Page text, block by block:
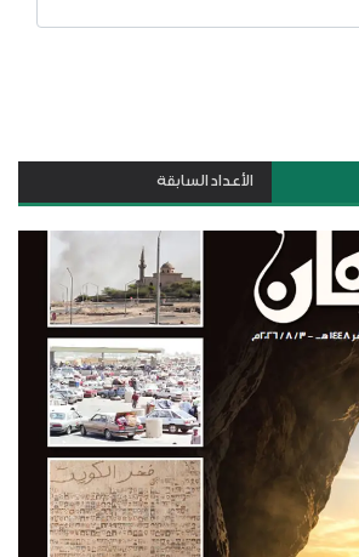
الأعداد السابقة